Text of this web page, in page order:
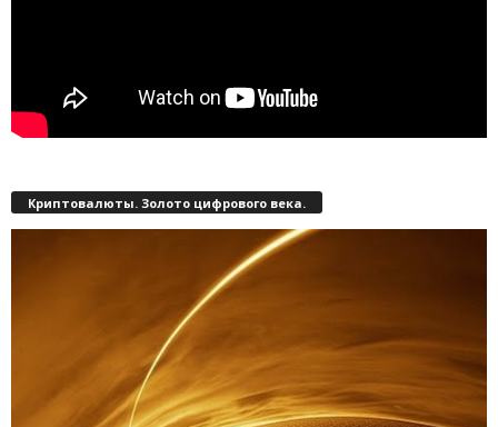
Криптовалюты. Золото цифрового века.